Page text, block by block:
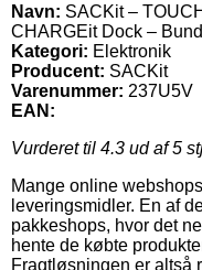
Navn: SACKit –
CHARGEit Dock –
Kategori: Elektronik
Producent: SACKit
Varenummer: 237U5V
EAN:
Vurderet til 4.3 ud af 5
Mange online
leveringsmidler. En af
pakkeshops, hvor det
hente de købte
Fragtløsningen er altså